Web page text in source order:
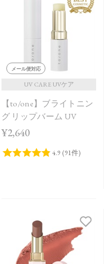
メール便対応
UV CARE UVケア
【to/one】ブライトニン
グ リップバーム UV
¥2,640